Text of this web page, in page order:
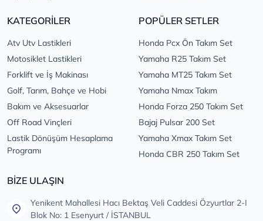
KATEGORİLER
Atv Utv Lastikleri
Motosiklet Lastikleri
Forklift ve İş Makinası
Golf, Tarım, Bahçe ve Hobi
Bakım ve Aksesuarlar
Off Road Vinçleri
Lastik Dönüşüm Hesaplama
Programı
POPÜLER SETLER
Honda Pcx Ön Takım Set
Yamaha R25 Takım Set
Yamaha MT25 Takım Set
Yamaha Nmax Takım
Honda Forza 250 Takım Set
Bajaj Pulsar 200 Set
Yamaha Xmax Takım Set
Honda CBR 250 Takım Set
BİZE ULAŞIN
Yenikent Mahallesi Hacı Bektaş Veli Caddesi Özyurtlar 2-I
Blok No: 1 Esenyurt / İSTANBUL